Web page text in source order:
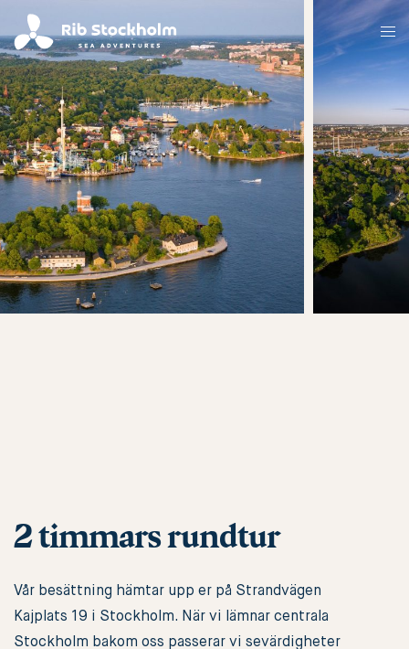
2 timmars rundtur
Vår besättning hämtar upp er på Strandvägen
Kajplats 19 i Stockholm. När vi lämnar centrala
Stockholm bakom oss passerar vi sevärdigheter